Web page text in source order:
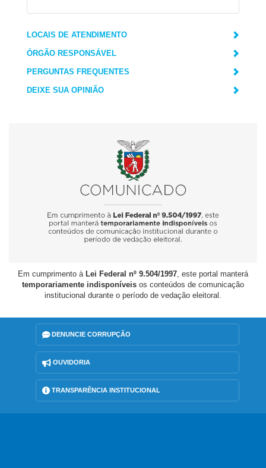
LOCAIS DE ATENDIMENTO
ÓRGÃO RESPONSÁVEL
PERGUNTAS FREQUENTES
DEIXE SUA OPINIÃO
Em cumprimento à Lei Federal nº 9.504/1997, este portal manterá
temporariamente indisponíveis os conteúdos de comunicação
institucional durante o período de vedação eleitoral.
DENUNCIE CORRUPÇÃO
OUVIDORIA
TRANSPARÊNCIA INSTITUCIONAL